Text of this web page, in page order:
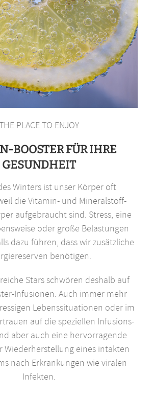
PLACE TO ENJOY
BOOSTER FÜR IHRE
GESUNDHEIT
Winters ist unser Körper oft
die Vitamin- und Mineralstoff-
aufgebraucht sind. Stress, eine
oder große Belastungen
dazu führen, dass wir zusätzliche
benötigen.
Stars schwören deshalb auf
Infusionen. Auch immer mehr
Lebenssituationen oder im
auf die speziellen Infusions-
aber auch eine hervorragende
Wiederherstellung eines intakten
nach Erkrankungen wie viralen
Infekten.